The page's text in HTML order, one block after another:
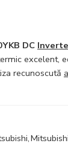
DC
excelent,
recunoscută a
,